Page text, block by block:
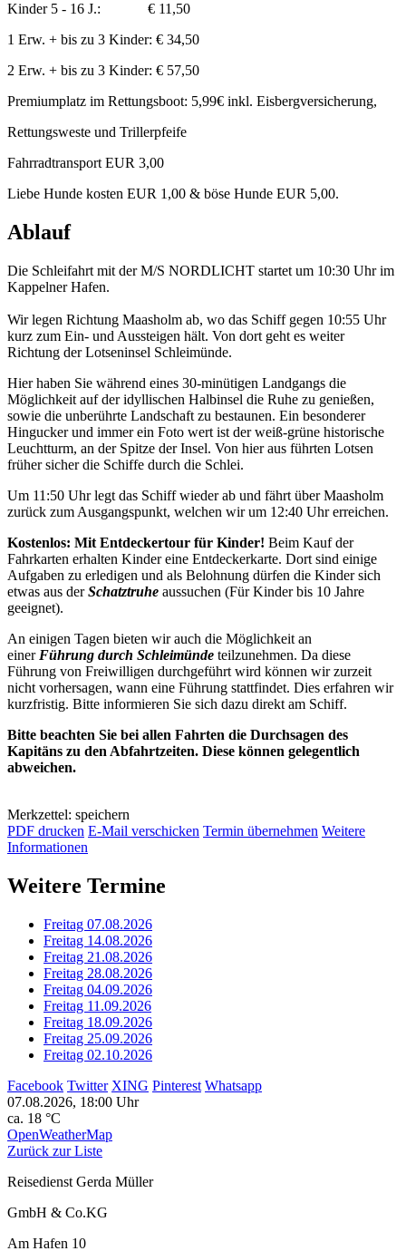
Kinder 5 - 16 J.: € 11,50
1 Erw. + bis zu 3 Kinder: € 34,50
2 Erw. + bis zu 3 Kinder: € 57,50
Premiumplatz im Rettungsboot: 5,99€ inkl. Eisbergversicherung,
Rettungsweste und Trillerpfeife
Fahrradtransport EUR 3,00
Liebe Hunde kosten EUR 1,00 & böse Hunde EUR 5,00.
Ablauf
Die Schleifahrt mit der M/S NORDLICHT startet um 10:30 Uhr im
Kappelner Hafen.
Wir legen Richtung Maasholm ab, wo das Schiff gegen 10:55 Uhr
kurz zum Ein- und Aussteigen hält. Von dort geht es weiter
Richtung der Lotseninsel Schleimünde.
Hier haben Sie während eines 30-minütigen Landgangs die
Möglichkeit auf der idyllischen Halbinsel die Ruhe zu genießen,
sowie die unberührte Landschaft zu bestaunen. Ein besonderer
Hingucker und immer ein Foto wert ist der weiß-grüne historische
Leuchtturm, an der Spitze der Insel. Von hier aus führten Lotsen
früher sicher die Schiffe durch die Schlei.
Um 11:50 Uhr legt das Schiff wieder ab und fährt über Maasholm
zurück zum Ausgangspunkt, welchen wir um 12:40 Uhr erreichen.
Kostenlos: Mit Entdeckertour für Kinder! Beim Kauf der
Fahrkarten erhalten Kinder eine Entdeckerkarte. Dort sind einige
Aufgaben zu erledigen und als Belohnung dürfen die Kinder sich
etwas aus derSchatztruhe aussuchen (Für Kinder bis 10 Jahre
geeignet).
An einigen Tagen bieten wir auch die Möglichkeit an
einer Führung durch Schleimünde teilzunehmen. Da diese
Führung von Freiwilligen durchgeführt wird können wir zurzeit
nicht vorhersagen, wann eine Führung stattfindet. Dies erfahren wir
kurzfristig. Bitte informieren Sie sich dazu direkt am Schiff.
Bitte beachten Sie bei allen Fahrten die Durchsagen des
Kapitäns zu den Abfahrtzeiten. Diese können gelegentlich
abweichen.
Merkzettel: speichern
PDF drucken E-Mail verschicken Termin übernehmen Weitere
Informationen
Weitere Termine
Freitag 07.08.2026
Freitag 14.08.2026
Freitag 21.08.2026
Freitag 28.08.2026
Freitag 04.09.2026
Freitag 11.09.2026
Freitag 18.09.2026
Freitag 25.09.2026
Freitag 02.10.2026
Facebook Twitter XING Pinterest Whatsapp
07.08.2026, 18:00 Uhr
ca. 18 °C
OpenWeatherMap
Zurück zur Liste
Reisedienst Gerda Müller
GmbH & Co.KG
Am Hafen 10